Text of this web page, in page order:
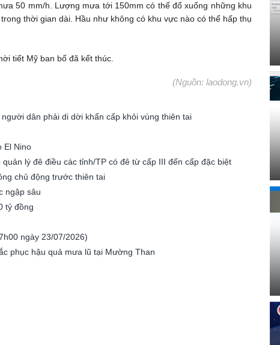
50 mm/h. Lượng mưa tới 150mm có thể đổ xuống những khu
thời gian dài. Hầu như không có khu vực nào có thể hấp thụ
tiết Mỹ ban bố đã kết thúc.
(Nguồn: laodong.vn)
dân phải di dời khẩn cấp khỏi vùng thiên tai
El Nino
lý đê điều các tỉnh/TP có đê từ cấp III đến cấp đặc biệt
chủ động trước thiên tai
ngập sâu
tỷ đồng
ngày 23/07/2026)
phục hậu quả mưa lũ tại Mường Than